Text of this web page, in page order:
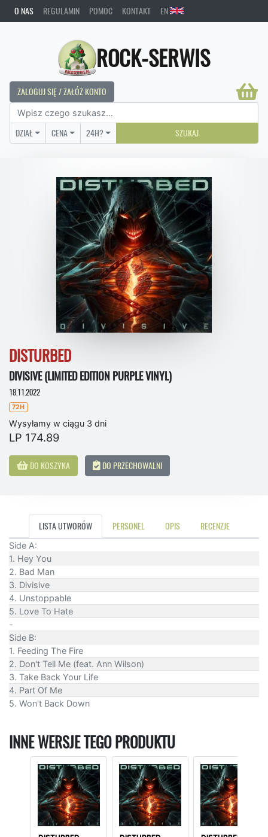
O NAS REGULAMIN POMOC KONTAKT EN
ROCK-SERWIS
ZALOGUJ SIĘ / ZAŁÓŻ KONTO
DZIAŁ CENA 24H? SZUKAJ
DISTURBED
DIVISIVE (LIMITED EDITION PURPLE VINYL)
18.11.2022
72H
Wysyłamy w ciągu 3 dni
LP 174.89
DO KOSZYKA DO PRZECHOWALNI
LISTA UTWORÓW PERSONEL OPIS RECENZJE
Side A:
1. Hey You
2. Bad Man
3. Divisive
4. Unstoppable
5. Love To Hate
-
Side B:
1. Feeding The Fire
2. Don't Tell Me (feat. Ann Wilson)
3. Take Back Your Life
4. Part Of Me
5. Won't Back Down
INNE WERSJE TEGO PRODUKTU